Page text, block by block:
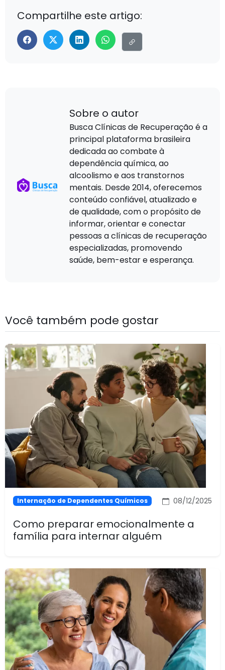
Compartilhe este artigo:
Sobre o autor
Busca Clínicas de Recuperação é a
principal plataforma brasileira
dedicada ao combate à
dependência química, ao
alcoolismo e aos transtornos
mentais. Desde 2014, oferecemos
conteúdo confiável, atualizado e
de qualidade, com o propósito de
informar, orientar e conectar
pessoas a clínicas de recuperação
especializadas, promovendo
saúde, bem-estar e esperança.
Você também pode gostar
Internação de Dependentes Químicos 08/12/2025
Como preparar emocionalmente a
família para internar alguém